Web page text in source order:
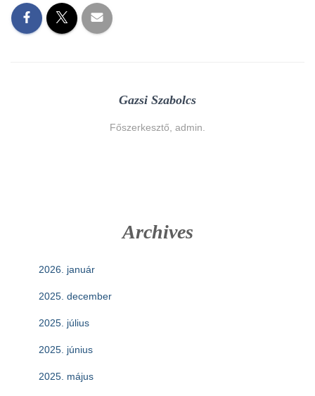
Gazsi Szabolcs
Főszerkesztő, admin.
Archives
2026. január
2025. december
2025. július
2025. június
2025. május